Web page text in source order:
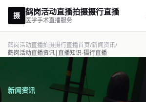
摄 鹤岗活动直播拍摄摄行直播
医学手术直播服务
鹤岗活动直播拍摄摄行直播首页/新闻资讯/
鹤岗活动直播资讯|直播知识-摄行直播
新闻资讯